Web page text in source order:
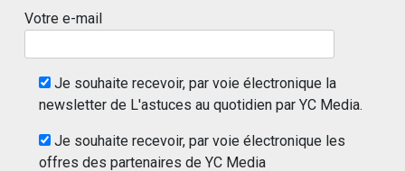
Votre e-mail
Je souhaite recevoir, par voie électronique la
newsletter de L'astuces au quotidien par YC Media.
Je souhaite recevoir, par voie électronique les
offres des partenaires de YC Media